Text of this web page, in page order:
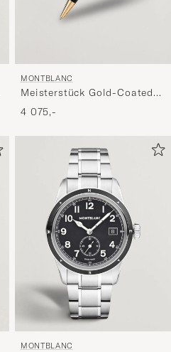
MONTBLANC
Meisterstück Gold-Coated
Midsize Ballpoint
4 075,-
MONTBLANC